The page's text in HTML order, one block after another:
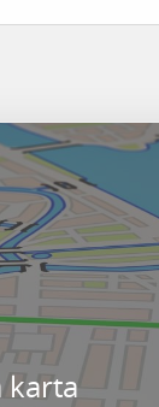
karta